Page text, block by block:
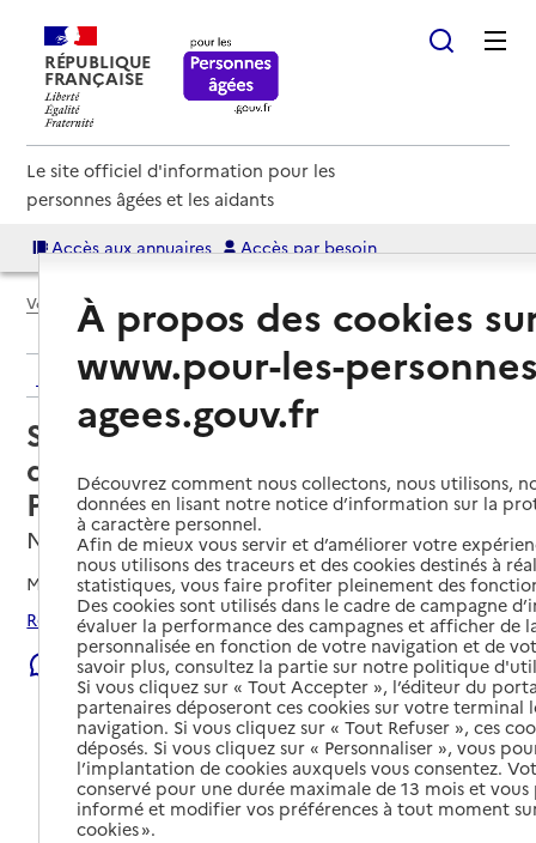
RÉPUBLIQUE
FRANÇAISE
Le site officiel d'information pour les
personnes âgées et les aidants
Accès aux annuaires Accès par besoin
Voir le fil d’Ariane
Retour aux résultats de l'annuaire
Service de soins infirmiers à
domicile – SSIAD - ADAR
Provence Soins
Nice, ALPES-MARITIMES
Mis à jour le06/08/2026
Rechercher les établissements et services autour de Nice.
Signaler une erreur
À propos des cookies
www.pour-les-
agees.gouv.fr
Découvrez comment nous collectons, nous utilisons,
données en lisant notre notice d’information sur la
à caractère personnel.
Afin de mieux vous servir et d’améliorer votre
nous utilisons des traceurs et des cookies destinés à
statistiques, vous faire profiter pleinement des
Des cookies sont utilisés dans le cadre de campagne
évaluer la performance des campagnes et afficher de
personnalisée en fonction de votre navigation et de
savoir plus, consultez la partie sur notre politique
Si vous cliquez sur « Tout Accepter », l’éditeur du
partenaires déposeront ces cookies sur votre terminal
navigation. Si vous cliquez sur « Tout Refuser », ces
déposés. Si vous cliquez sur « Personnaliser », vous
l’implantation de cookies auxquels vous consentez.
conservé pour une durée maximale de 13 mois et
informé et modifier vos préférences à tout moment
cookies ».